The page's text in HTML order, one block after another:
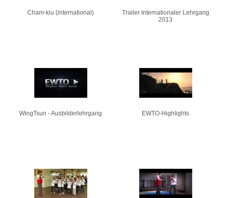
Cham-kiu (international)
Trailer Internationaler Lehrgang
2013
WingTsun - Ausbilderlehrgang EWTO-Highlights